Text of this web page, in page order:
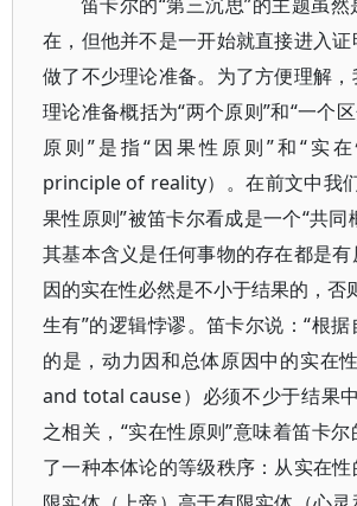
在，但他并不是一开始就直接进入
做了不少理论准备。为了方便理解
理论准备概括为“两个原则”和“一个
原则”是指“因果性原则”和“实
principle of reality）。在前文中我
果性原则”被笛卡尔看成是一个“共同
其基本含义是任何事物的存在都是
因的实在性必然是不小于结果的，否
生有”的逻辑悖谬。笛卡尔说：“根
的是，动力因和总体原因中的实在
and total cause）必须不少于结果
之相关，“实在性原则”意味着笛卡
了一种本体论的等级秩序：从实在